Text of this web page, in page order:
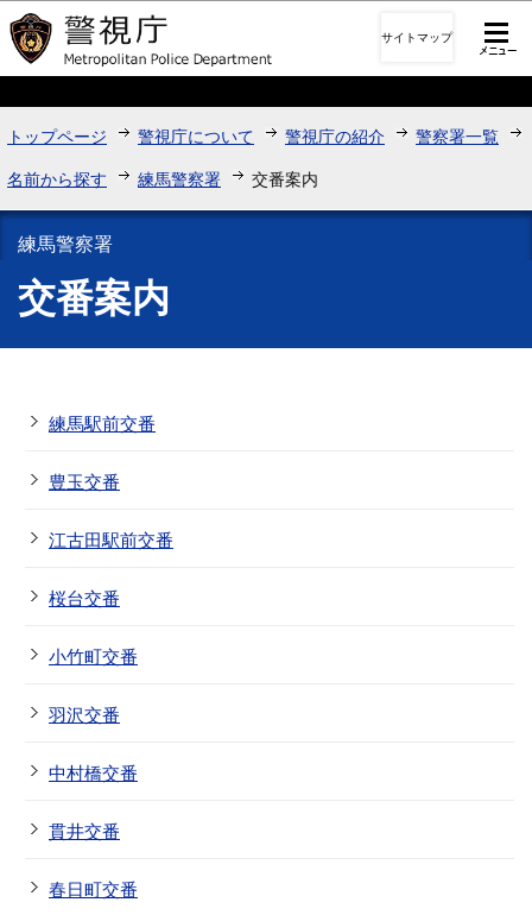
このページの本文へ移動
サイトマップ
トップページ 警視庁について 警視庁の紹介 警察署一覧
名前から探す 練馬警察署 交番案内
練馬警察署
交番案内
練馬駅前交番
豊玉交番
江古田駅前交番
桜台交番
小竹町交番
羽沢交番
中村橋交番
貫井交番
春日町交番